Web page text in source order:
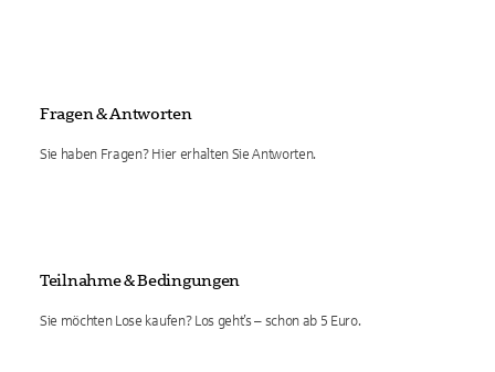
Fragen & Antworten
Sie haben Fragen? Hier erhalten Sie Antworten.
Teilnahme & Bedingungen
Sie möchten Lose kaufen? Los geht’s – schon ab 5 Euro.